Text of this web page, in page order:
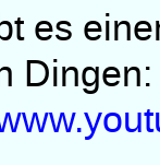
es
Dingen: